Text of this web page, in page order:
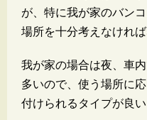
が、特に我が家のバン
場所を十分考えなければ
我が家の場合は夜、車
多いので、使う場所に
付けられるタイプが良い